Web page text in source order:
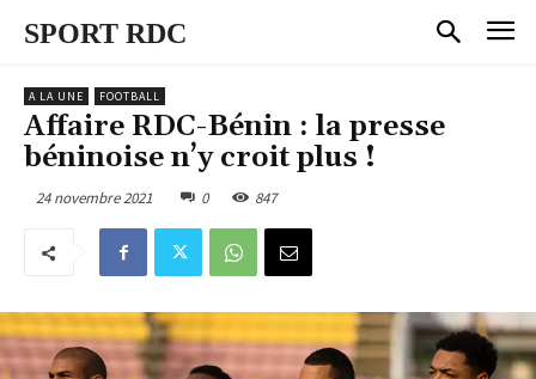
SPORT RDC
A LA UNE FOOTBALL
Affaire RDC-Bénin : la presse
béninoise n’y croit plus !
24 novembre 2021 0 847